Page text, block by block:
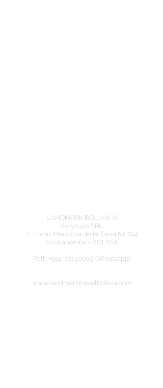
LANDMARK BOLIVIA ®
Korysuyo SRL.
C. Lucas Mendoza de la Tapia Nr. 744
Cochabamba - BOLIVIA
​Telf.: +591-72130003 (Whatsapp)
www.landmarktravelbolivia.com